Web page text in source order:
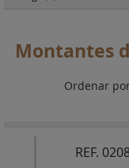
Montantes
Ordenar
REF.